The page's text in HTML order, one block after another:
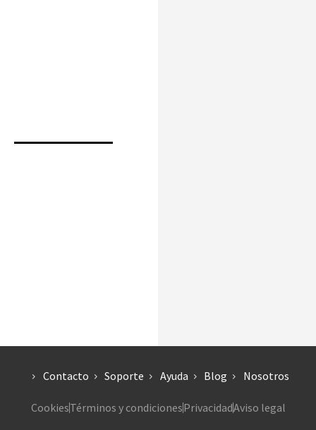
Contacto Soporte Ayuda Blog Nosotros
CookiesTérminos y condicionesPrivacidadAviso legal